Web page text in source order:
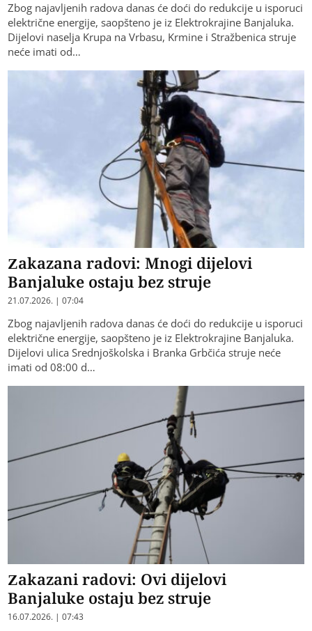
Zbog najavljenih radova danas će doći do redukcije u isporuci
električne energije, saopšteno je iz Elektrokrajine Banjaluka.
Dijelovi naselja Krupa na Vrbasu, Krmine i Stražbenica struje
neće imati od…
Zakazana radovi: Mnogi dijelovi
Banjaluke ostaju bez struje
21.07.2026. | 07:04
Zbog najavljenih radova danas će doći do redukcije u isporuci
električne energije, saopšteno je iz Elektrokrajine Banjaluka.
Dijelovi ulica Srednjoškolska i Branka Grbčića struje neće
imati od 08:00 d…
Zakazani radovi: Ovi dijelovi
Banjaluke ostaju bez struje
16.07.2026. | 07:43